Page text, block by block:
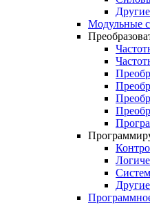
Модульные